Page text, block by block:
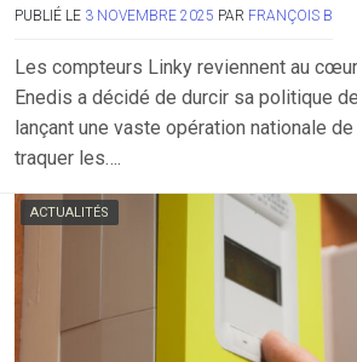
PUBLIÉ LE 3 NOVEMBRE 2025 PAR FRANÇOIS B
Les compteurs Linky reviennent au
Enedis a décidé de durcir sa politique
lançant une vaste opération nationale
traquer les….
ACTUALITÉS